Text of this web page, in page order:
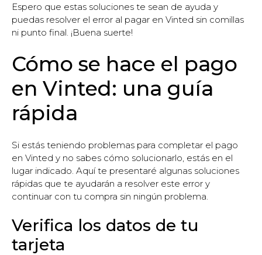
Espero que estas soluciones te sean de ayuda y
puedas resolver el error al pagar en Vinted sin comillas
ni punto final. ¡Buena suerte!
Cómo se hace el pago
en Vinted: una guía
rápida
Si estás teniendo problemas para completar el pago
en Vinted y no sabes cómo solucionarlo, estás en el
lugar indicado. Aquí te presentaré algunas soluciones
rápidas que te ayudarán a resolver este error y
continuar con tu compra sin ningún problema.
Verifica los datos de tu
tarjeta